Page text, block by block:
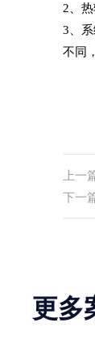
2、
3、
不同
上一
下一
更多